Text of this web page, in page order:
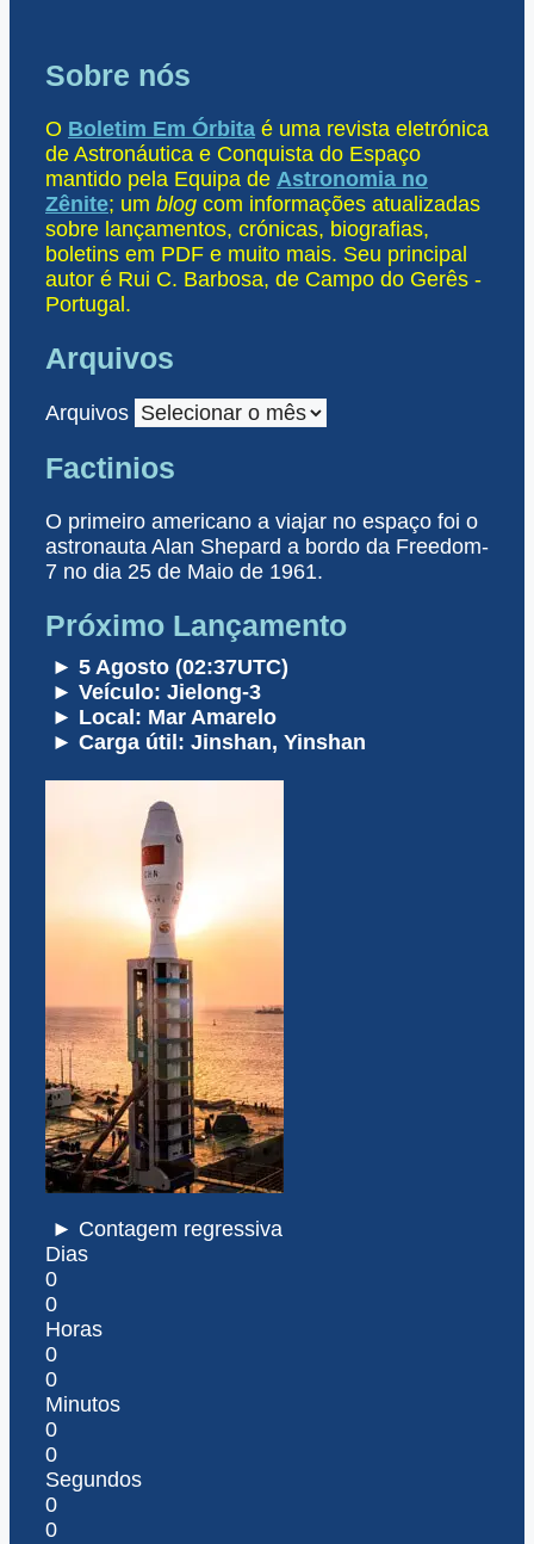
Sobre nós
O Boletim Em Órbita é uma revista eletrónica
de Astronáutica e Conquista do Espaço
mantido pela Equipa de Astronomia no
Zênite; um blog com informações atualizadas
sobre lançamentos, crónicas, biografias,
boletins em PDF e muito mais. Seu principal
autor é Rui C. Barbosa, de Campo do Gerês -
Portugal.
Arquivos
Arquivos
Factinios
O primeiro americano a viajar no espaço foi o
astronauta Alan Shepard a bordo da Freedom-
7 no dia 25 de Maio de 1961.
Próximo Lançamento
► 5 Agosto (02:37UTC)
► Veículo: Jielong-3
► Local: Mar Amarelo
► Carga útil: Jinshan, Yinshan
► Contagem regressiva
Dias
0
0
Horas
0
0
Minutos
0
0
Segundos
0
0